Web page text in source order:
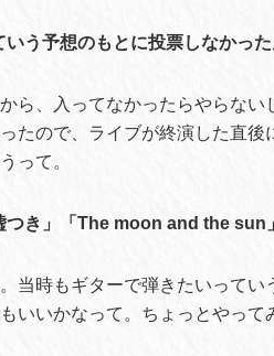
う予想のもとに投票しなかった
ら、入ってなかったらやらない
たので、ライブが終演した直後
って。
き」「The moon and the sun
当時もギターで弾きたいってい
いいかなって。ちょっとやって